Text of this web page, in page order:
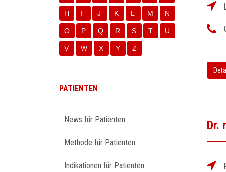
Dr.
H I J K L M N
O P Q R S T U
V W X Y Z
PATIENTEN
überspringen
News für Patienten
Methode für Patienten
Indikationen für Patienten